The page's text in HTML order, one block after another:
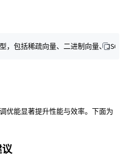
优能显著提升性能与效率。下面为